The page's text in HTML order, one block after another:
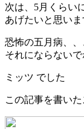
次は、5月くらい
あげたいと思いま
恐怖の五月病、、
それにならない
ミッツ でした
この記事を書い